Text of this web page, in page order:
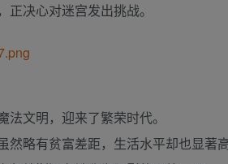
决心对迷宫发出挑战。
文明，迎来了繁荣时代。
略有贫富差距，生活水平却也显著